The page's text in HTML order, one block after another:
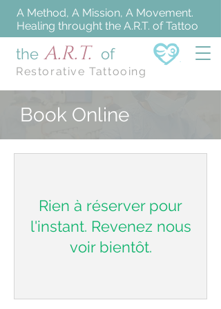
the A.R.T. of
Restorative Tattooing
A Method, A Mission, A Movement.
Healing throught the A.R.T. of Tattoo
Book Online
Rien à réserver pour
l'instant. Revenez nous
voir bientôt.